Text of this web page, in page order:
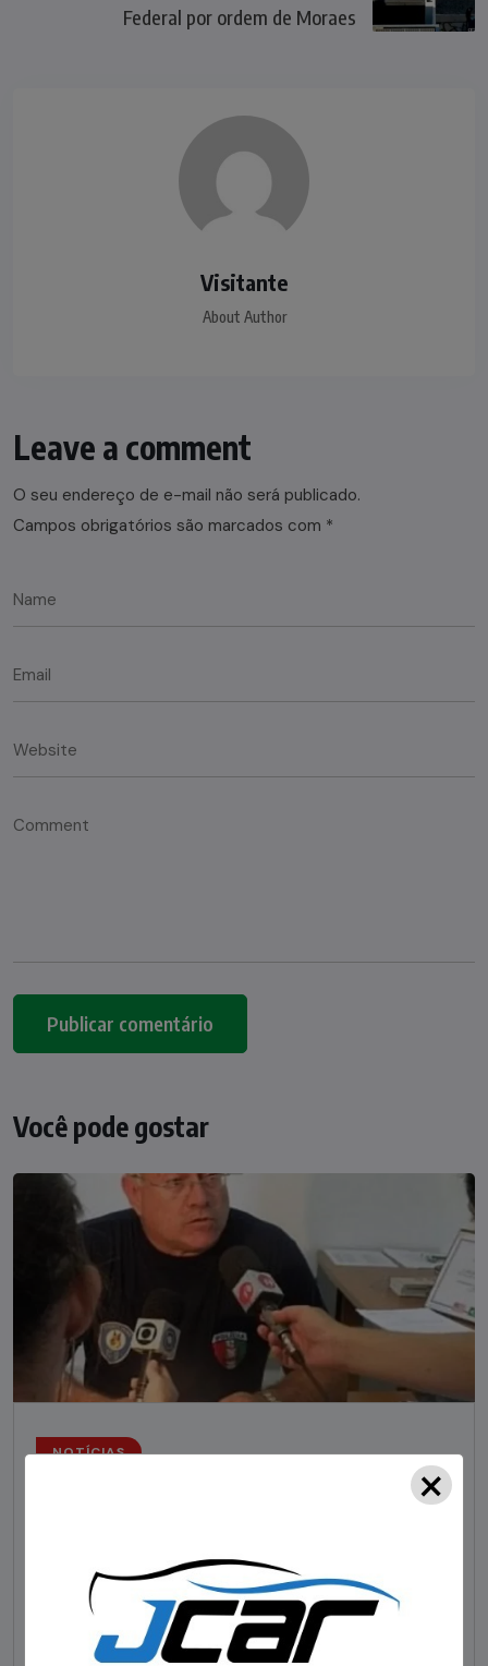
Federal por ordem de Moraes
Visitante
About Author
Leave a comment
O seu endereço de e-mail não será publicado.
Campos obrigatórios são marcados com *
Você pode gostar
NOTÍCIAS
Foragido pela morte de delegado aposentado
STAFF - OBV 29/01/2023
Um dos dois foragidos investigados pelo latrocínio de
um delegado aposentado em um bar de Criciúma, no
×